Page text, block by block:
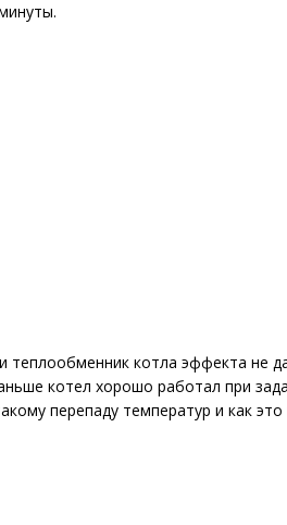
теплообменник котла эффекта не
котел хорошо работал при
перепаду температур и как